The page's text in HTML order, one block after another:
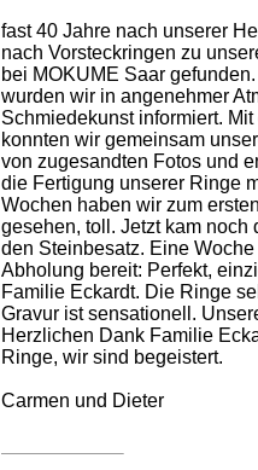
fast 40 Jahre nach unserer
nach Vorsteckringen zu
bei MOKUME Saar
wurden wir in angenehmer
Schmiedekunst informiert.
konnten wir gemeinsam
von zugesandten Fotos und
die Fertigung unserer Ringe
Wochen haben wir zum
gesehen, toll. Jetzt kam noch
den Steinbesatz. Eine
Abholung bereit: Perfekt,
Familie Eckardt. Die Ringe
Gravur ist sensationell.
Herzlichen Dank Familie
Ringe, wir sind begeistert.
Carmen und Dieter